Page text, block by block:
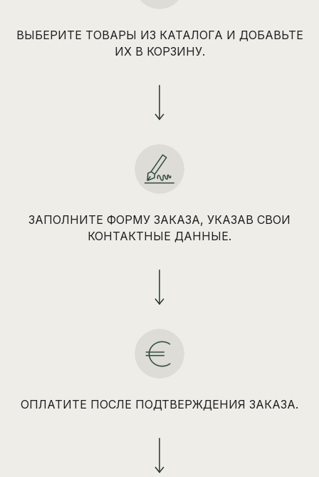
ВЫБЕРИТЕ ТОВАРЫ ИЗ КАТАЛОГА И ДОБАВЬТЕ
ИХ В КОРЗИНУ.
ЗАПОЛНИТЕ ФОРМУ ЗАКАЗА, УКАЗАВ СВОИ
КОНТАКТНЫЕ ДАННЫЕ.
ОПЛАТИТЕ ПОСЛЕ ПОДТВЕРЖДЕНИЯ ЗАКАЗА.